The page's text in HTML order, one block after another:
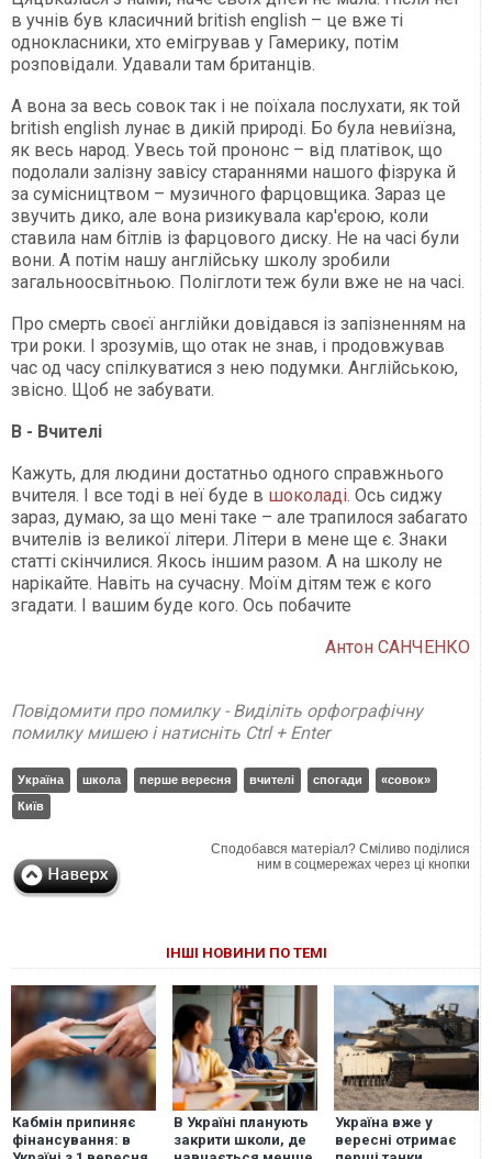
в учнів був класичний british english – це вже ті
однокласники, хто емігрував у Гамерику, потім
розповідали. Удавали там британців.
А вона за весь совок так і не поїхала послухати, як той
british english лунає в дикій природі. Бо була невиїзна,
як весь народ. Увесь той прононс – від платівок, що
подолали залізну завісу стараннями нашого фізрука й
за сумісництвом – музичного фарцовщика. Зараз це
звучить дико, але вона ризикувала кар'єрою, коли
ставила нам бітлів із фарцового диску. Не на часі були
вони. А потім нашу англійську школу зробили
загальноосвітньою. ­Поліглоти теж були вже не на часі.
Про смерть своєї англійки довідався із запізненням на
три роки. І зрозумів, що отак не знав, і продовжував
час од часу спілкуватися з нею подумки. Англійською,
звісно. Щоб не забувати.
В - Вчителі
Кажуть, для людини достатньо одного справжнього
вчителя. І все тоді в неї буде в шоколаді. Ось сиджу
зараз, думаю, за що мені таке – але трапилося забагато
вчителів із великої літери. Літери в мене ще є. Знаки
статті скінчилися. Якось іншим разом. А на школу не
нарікайте. Навіть на сучасну. Моїм дітям теж є кого
згадати. І вашим буде кого. Ось побачите
Антон САНЧЕНКО
Повідомити про помилку - Виділіть орфографічну
помилку мишею і натисніть Ctrl + Enter
Україна школа перше вересня вчителі спогади
«совок»
Київ
Сподобався матеріал? Сміливо поділися
ним в соцмережах через ці кнопки
ІНШІ НОВИНИ ПО ТЕМІ
Кабмін припиняє
фінансування: в
В Україні планують
закрити школи, де
Україна вже у
вересні отримає